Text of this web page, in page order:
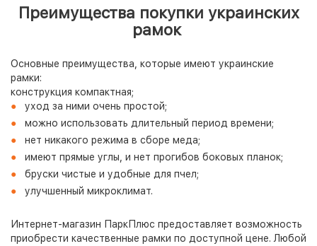
Преимущества покупки украинских
рамок
Основные преимущества, которые имеют украинские
рамки:
конструкция компактная;
уход за ними очень простой;
можно использовать длительный период времени;
нет никакого режима в сборе меда;
имеют прямые углы, и нет прогибов боковых планок;
бруски чистые и удобные для пчел;
улучшенный микроклимат.
Интернет-магазин ПаркПлюс предоставляет возможность
приобрести качественные рамки по доступной цене. Любой